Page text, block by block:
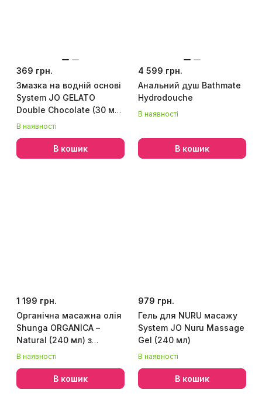
369 грн.
Змазка на водній основі
System JO GELATO
Double Chocolate (30 мл)
без цукру, парабенів та
В наявності
В кошик
4 599 грн.
Анальний душ Bathmate
Hydrodouche
В наявності
В кошик
1 199 грн.
Органічна масажна олія
Shunga ORGANICA –
Natural (240 мл) з
вітаміном Е
В наявності
В кошик
979 грн.
Гель для NURU масажу
System JO Nuru Massage
Gel (240 мл)
В наявності
В кошик